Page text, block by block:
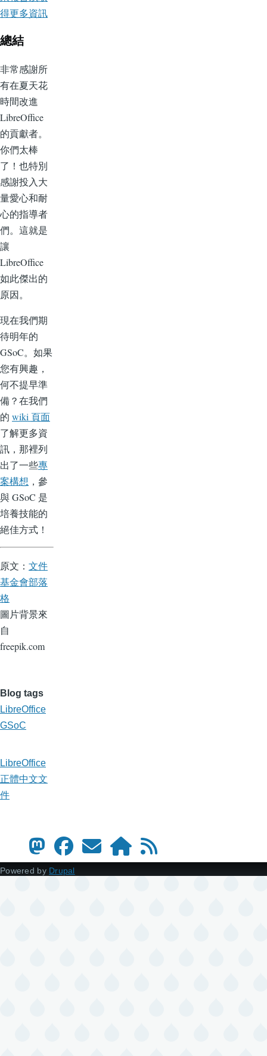
得更多資訊
總結
非常感謝所
有在夏天花
時間改進
LibreOffice
的貢獻者。
你們太棒
了！也特別
感謝投入大
量愛心和耐
心的指導者
們。這就是
讓
LibreOffice
如此傑出的
原因。
現在我們期
待明年的
GSoC。如果
您有興趣，
何不提早準
備？在我們
的 wiki 頁面
了解更多資
訊，那裡列
出了一些專
案構想 ，參
與 GSoC 是
培養技能的
絕佳方式！
原文： 文件
基金會部落
格
圖片背景來
自
freepik.com
Blog tags
LibreOffice
GSoC
LibreOffice
正體中文文
件
Powered by Drupal